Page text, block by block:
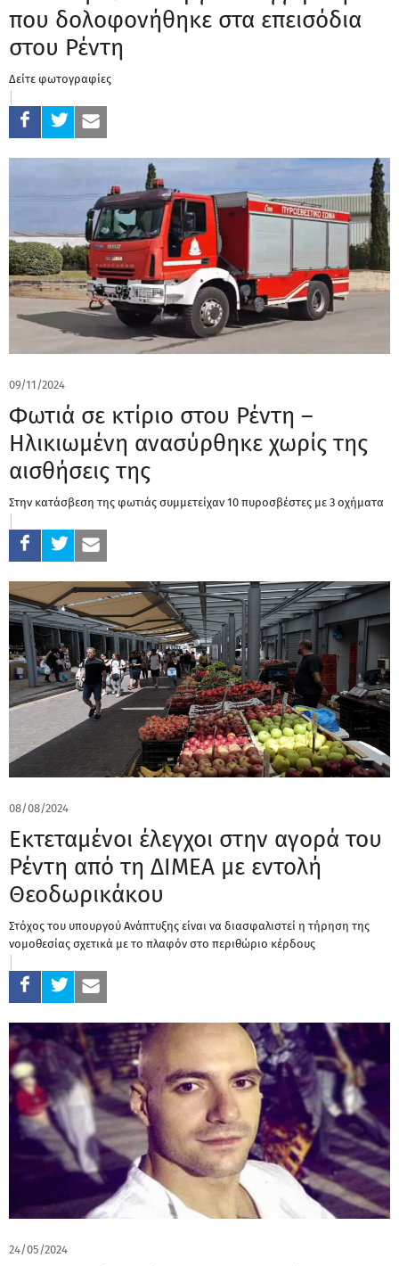
που δολοφονήθηκε στα επεισόδια
στου Ρέντη
Δείτε φωτογραφίες
09/11/2024
Φωτιά σε κτίριο στου Ρέντη –
Ηλικιωμένη ανασύρθηκε χωρίς της
αισθήσεις της
Στην κατάσβεση της φωτιάς συμμετείχαν 10 πυροσβέστες με 3 οχήματα
08/08/2024
Εκτεταμένοι έλεγχοι στην αγορά του
Ρέντη από τη ΔΙΜΕΑ με εντολή
Θεοδωρικάκου
Στόχος του υπουργού Ανάπτυξης είναι να διασφαλιστεί η τήρηση της
νομοθεσίας σχετικά με το πλαφόν στο περιθώριο κέρδους
24/05/2024